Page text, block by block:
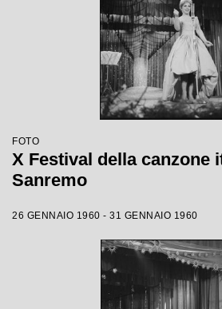
FOTO
X Festival della canzone
Sanremo
26 GENNAIO 1960 - 31 GENNAIO 1960